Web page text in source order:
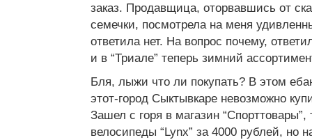
заказ. Продавщица, оторвавшись от
семечки, посмотрела на меня
ответила нет. На вопрос почему,
и в “Триале” теперь зимний
Бля, лыжи что ли покупать? В этом
этот-город Сыктывкаре невозможно
Зашел с горя в магазин
велосипеды “Lynx” за 4000 рублей, но